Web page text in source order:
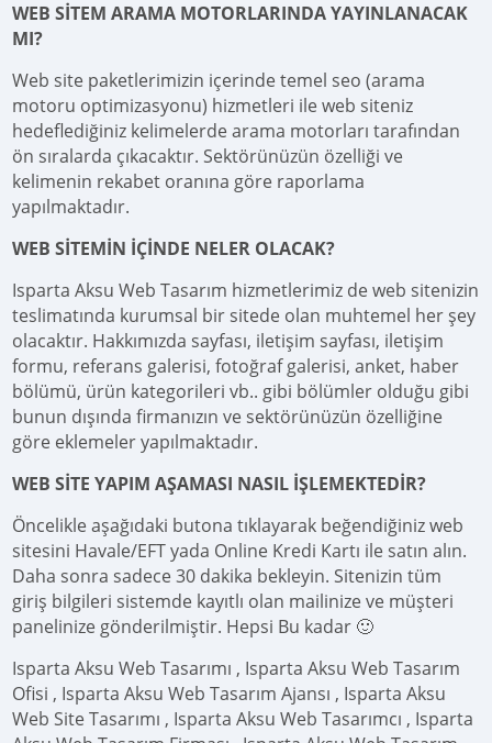
WEB SİTEM ARAMA MOTORLARINDA YAYINLANACAK
MI?
Web site paketlerimizin içerinde temel seo (arama
motoru optimizasyonu) hizmetleri ile web siteniz
hedeflediğiniz kelimelerde arama motorları tarafından
ön sıralarda çıkacaktır. Sektörünüzün özelliği ve
kelimenin rekabet oranına göre raporlama
yapılmaktadır.
WEB SİTEMİN İÇİNDE NELER OLACAK?
Isparta Aksu Web Tasarım hizmetlerimiz de web sitenizin
teslimatında kurumsal bir sitede olan muhtemel her şey
olacaktır. Hakkımızda sayfası, iletişim sayfası, iletişim
formu, referans galerisi, fotoğraf galerisi, anket, haber
bölümü, ürün kategorileri vb.. gibi bölümler olduğu gibi
bunun dışında firmanızın ve sektörünüzün özelliğine
göre eklemeler yapılmaktadır.
WEB SİTE YAPIM AŞAMASI NASIL İŞLEMEKTEDİR?
Öncelikle aşağıdaki butona tıklayarak beğendiğiniz web
sitesini Havale/EFT yada Online Kredi Kartı ile satın alın.
Daha sonra sadece 30 dakika bekleyin. Sitenizin tüm
giriş bilgileri sistemde kayıtlı olan mailinize ve müşteri
panelinize gönderilmiştir. Hepsi Bu kadar 🙂
Isparta Aksu Web Tasarımı , Isparta Aksu Web Tasarım
Ofisi , Isparta Aksu Web Tasarım Ajansı , Isparta Aksu
Web Site Tasarımı , Isparta Aksu Web Tasarımcı , Isparta